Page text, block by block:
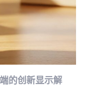
的创新显示解